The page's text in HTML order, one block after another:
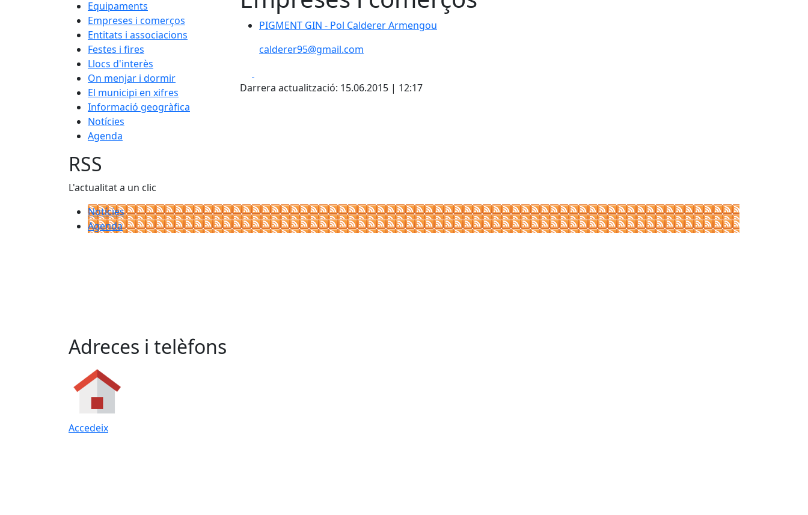
Equipaments
Empreses i comerços
Entitats i associacions
Festes i fires
Llocs d'interès
On menjar i dormir
El municipi en xifres
Informació geogràfica
Notícies
Agenda
PIGMENT GIN - Pol Calderer Armengou
calderer95@gmail.com
Darrera actualització: 15.06.2015 | 12:17
RSS
L'actualitat a un clic
Notícies
Agenda
Adreces i telèfons
Accedeix